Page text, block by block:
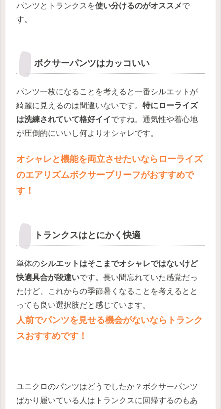
パンツとトランクスを使い分けるのがオススメで
す。
ボクサーパンツはカッコいい
パンツ一枚になることを考えると一番シルエットが
綺麗に見えるのは間違いないです。 特にローライズ
は洗練されていて格好イイですね。通気性や着心地
が圧倒的にいいし何よりオシャレです。
オシャレと機能を両立させたいならローライズ
のエアリズムボクサーブリーフがおすすめで
す！
トランクスはとにかく快適
単体のシルエットはそこまでオシャレではないけど
快適具合が段違いです。長い間忘れていた感覚だっ
たけど、これからの季節暑くなることを考えるとと
っても良い選択肢だと感じています。
人前でパンツを見せる機会がないならトランク
スおすすめです！
ユニクロのパンツはどうでしたか？ボクサーパンツ
ばかり履いている人はトランクスに回帰するのもあ